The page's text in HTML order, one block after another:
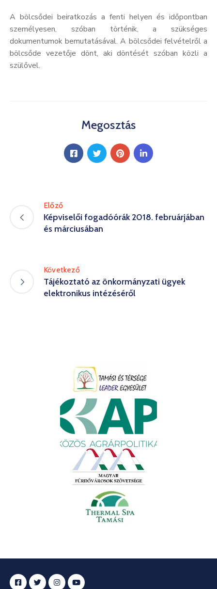
A bölcsődei beiratkozás a fenti helyen és időpontban
személyesen, szóban történik, a szükséges
dokumentumok bemutatásával. A bölcsődei felvételről a
bölcsőde vezetője dönt, aki döntését szóban közli a
szülővel.
Megosztás
Előző
Képviselői fogadóórák 2018. februárjában
és márciusában
Következő
Tájékoztató az önkormányzati ügyek
elektronikus intézéséről